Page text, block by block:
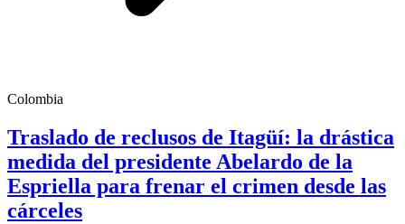
Colombia
Traslado de reclusos de Itagüí: la drástica
medida del presidente Abelardo de la
Espriella para frenar el crimen desde las
cárceles